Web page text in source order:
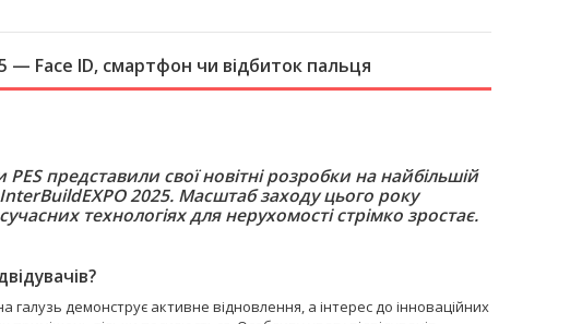
— Face ID, смартфон чи відбиток пальця
представили свої новітні розробки на найбільшій
2025. Масштаб заходу цього року
технологіях для нерухомості стрімко зростає.
галузь демонструє активне відновлення, а інтерес до інноваційних